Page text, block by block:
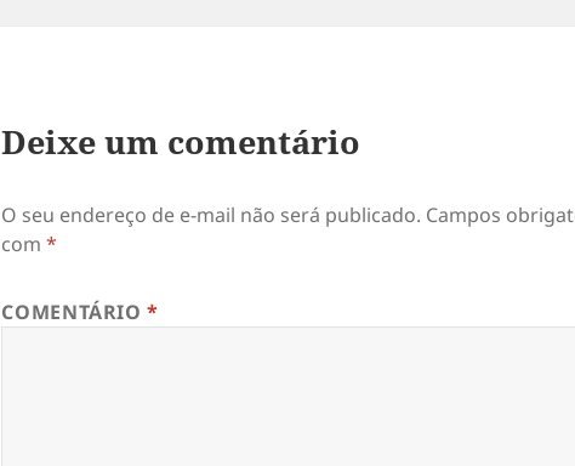
Deixe um comentário
O seu endereço de e-mail não será publicado. Campos
com*
COMENTÁRIO*